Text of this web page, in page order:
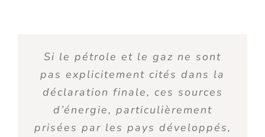
Si le pétrole et le gaz ne sont
pas explicitement cités dans la
déclaration finale, ces sources
d’énergie, particulièrement
prisées par les pays développés,